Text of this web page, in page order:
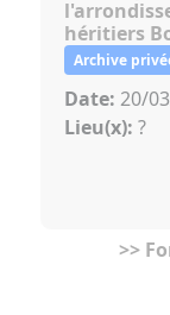
héritiers
Archive
Date: 20/
Lieu(x): ?
>>